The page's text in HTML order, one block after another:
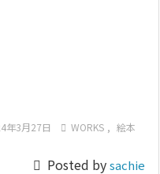
年3月27日  WORKS , 絵本
 Posted bysachie